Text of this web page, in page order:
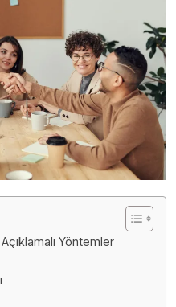
Yöntemler